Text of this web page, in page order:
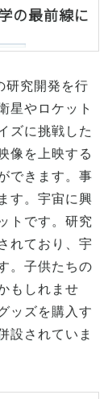
の最前線に
研究開発を行
星やロケット
ズに挑戦した
像を上映する
できます。事
す。宇宙に興
トです。研究
れており、宇
。子供たちの
もしれませ
ッズを購入す
設されていま